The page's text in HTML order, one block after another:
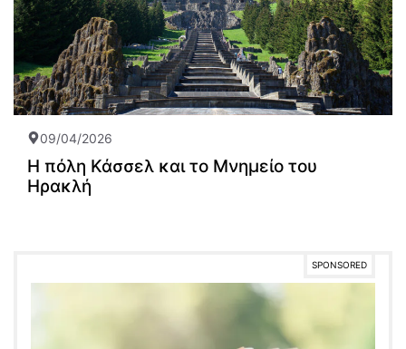
09/04/2026
Η πόλη Κάσσελ και το Μνημείο του
Ηρακλή
SPONSORED